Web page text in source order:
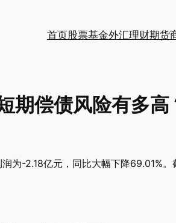
首页股票基金外汇理财期货
期偿债风险有多高
为-2.18亿元，同比大幅下降69.01%。